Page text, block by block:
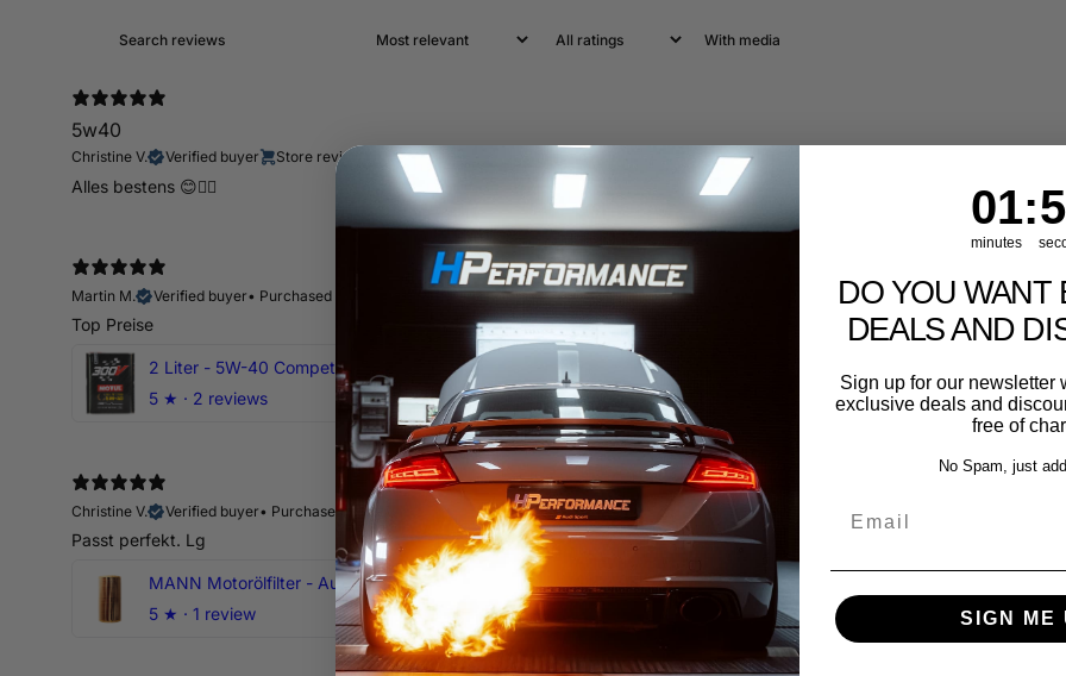
With media
5w40
Christine V. Verified buyer Store review
Alles bestens 😊👍🏻
Martin M.
Verified buyer• Purchased 11 days ago
Top Preise
2 Liter - 5W-40 Competition 300V Motul Motoröl
5 ★ · 2 reviews
Christine V.
Verified buyer• Purchased 14 days ago
Passt perfekt. Lg
MANN Motorölfilter - Audi RS3 TTRS RSQ3 VZ5 - DAZ DNW
5 ★ · 1 review
1
01
minutes
: 54
DO YOU WANT
DEALS AND
Sign up for our newsletter
exclusive deals and
free of
No Spam, just
SIGN ME